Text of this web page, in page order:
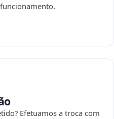
Efetuamos a troca com